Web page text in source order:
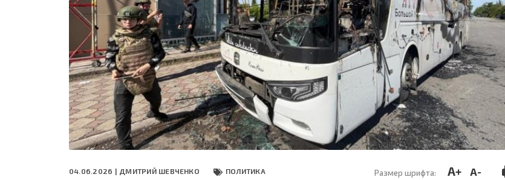
СЕГОДНЯ
ПОЛЯ БИТВЫ 2024
04.06.2026 | ДМИТРИЙ ШЕВЧЕНКО ПОЛИТИКА Размер шрифта: A+ A-